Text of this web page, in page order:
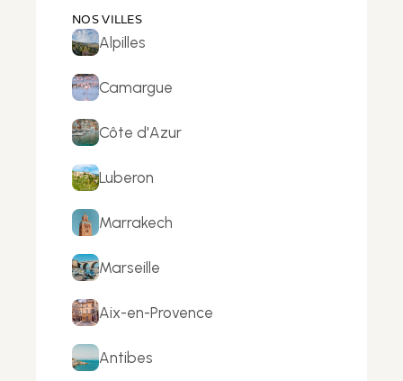
NOS VILLES
Alpilles
Camargue
Côte d'Azur
Luberon
Marrakech
Marseille
Aix-en-Provence
Antibes